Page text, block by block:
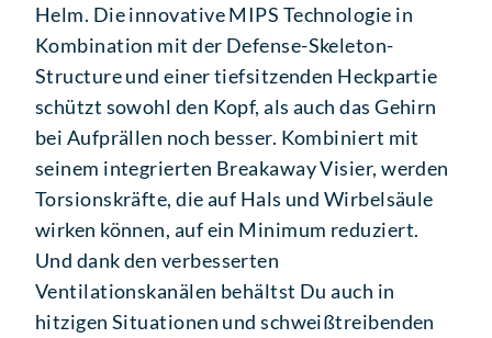
Helm. Die innovative MIPS Technologie in
Kombination mit der Defense-Skeleton-
Structure und einer tiefsitzenden Heckpartie
schützt sowohl den Kopf, als auch das Gehirn
bei Aufprällen noch besser. Kombiniert mit
seinem integrierten Breakaway Visier, werden
Torsionskräfte, die auf Hals und Wirbelsäule
wirken können, auf ein Minimum reduziert.
Und dank den verbesserten
Ventilationskanälen behältst Du auch in
hitzigen Situationen und schweißtreibenden